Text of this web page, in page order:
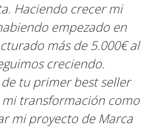
Haciendo crecer mi
empezado en
más de 5.000€ al
creciendo.
tu primer best seller
mi transformación como
mi proyecto de Marca